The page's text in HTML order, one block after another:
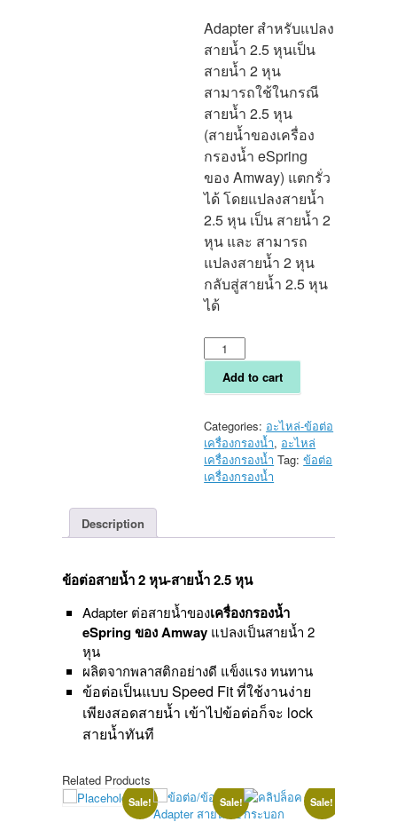
Adapter สำหรับแปลง
สายน้ำ 2.5 หุนเป็น
สายน้ำ 2 หุน
สามารถใช้ในกรณี
สายน้ำ 2.5 หุน
(สายน้ำของเครื่อง
กรองน้ำ eSpring
ของ Amway) แตกรั่ว
ได้ โดยแปลงสายน้ำ
2.5 หุน เป็น สายน้ำ 2
หุน และ สามารถ
แปลงสายน้ำ 2 หุน
กลับสู่สายน้ำ 2.5 หุน
ได้
ข้อ
ต่อ
สายน้ำ
2
สายน้ำ
2.5
หุน
(Adapter
เครื่อง
น้ำ
eSpring
ของ
Amwayแปลง
เป็น
สายน้ำ
2
หุน)
quantity
Add to cart
Categories: อะไหล่-ข้อต่อ
เครื่องกรองน้ำ, อะไหล่
เครื่องกรองน้ำ Tag:ข้อต่อ
เครื่องกรองน้ำ
Description
ข้อต่อสายน้ำ 2 หุน-สายน้ำ 2.5 หุน
Adapter ต่อสายน้ำของเครื่องกรองน้ำ
eSpring ของ Amway แปลงเป็นสายน้ำ 2
หุน
ผลิตจากพลาสติกอย่างดี แข็งแรง ทนทาน
ข้อต่อเป็นแบบ Speed Fit ที่ใช้งานง่าย
เพียงสอดสายน้ำ เข้าไปข้อต่อก็จะ lock
สายน้ำทันที
Related Products
Sale! Sale! Sale!